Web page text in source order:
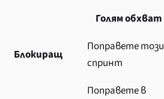
Голям обхват
Блокиращ
Поправете този
спринт
Поправете в